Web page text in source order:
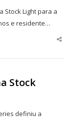
Stock Light para a
e residente…
Stock
definiu a